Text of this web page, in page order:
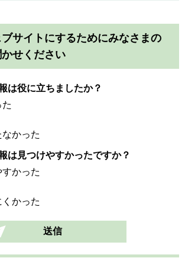
サイトにするためにみなさまの
せください
は役に立ちましたか？
かった
は見つけやすかったですか？
かった
かった